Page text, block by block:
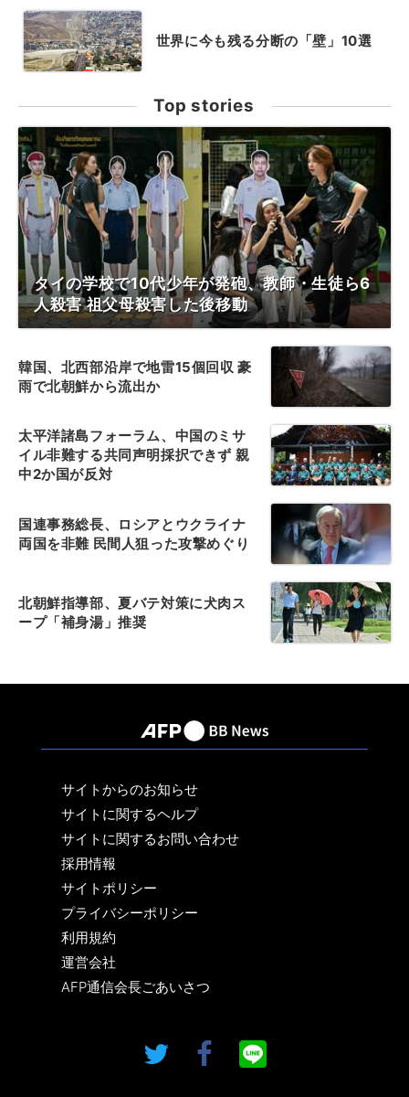
世界に今も残る分断の「壁」10選
Top stories
タイの学校で10代少年が発砲、教師・生徒ら6
人殺害 祖父母殺害した後移動
韓国、北西部沿岸で地雷15個回収 豪
雨で北朝鮮から流出か
太平洋諸島フォーラム、中国のミサ
イル非難する共同声明採択できず 親
中2か国が反対
国連事務総長、ロシアとウクライナ
両国を非難 民間人狙った攻撃めぐり
北朝鮮指導部、夏バテ対策に犬肉ス
ープ「補身湯」推奨
サイトからのお知らせ
サイトに関するヘルプ
サイトに関するお問い合わせ
採用情報
サイトポリシー
プライバシーポリシー
利用規約
運営会社
AFP通信会長ごあいさつ